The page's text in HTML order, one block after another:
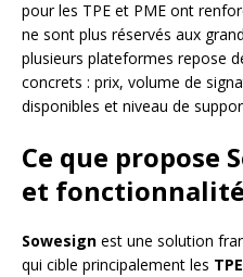
pour les TPE et PME ont
ne sont plus réservés aux
plusieurs plateformes repose
concrets : prix, volume de
disponibles et niveau de
Ce que propose
et
Sowesign est une solution
qui cible principalement les